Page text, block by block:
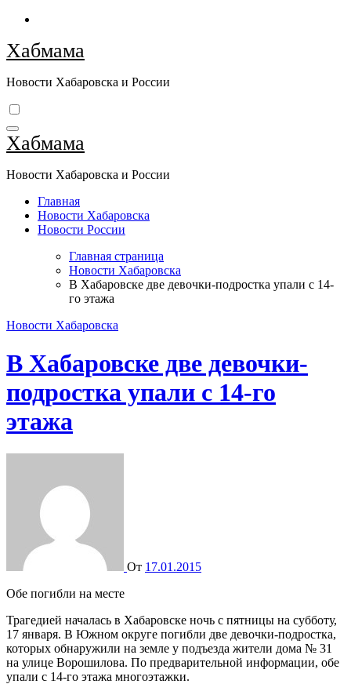
Перейти
содержимому
Хабмама
Новости Хабаровска и России
Хабмама
Новости Хабаровска и России
Главная
Новости Хабаровска
Новости России
Главная страница
Новости Хабаровска
В Хабаровске две девочки-подростка упали с 14-
го этажа
Новости Хабаровска
В Хабаровске две девочки-
подростка упали с 14-го
этажа
От 17.01.2015
Обе погибли на месте
Трагедией началась в Хабаровске ночь с пятницы на субботу,
17 января. В Южном округе погибли две девочки-подростка,
которых обнаружили на земле у подъезда жители дома № 31
на улице Ворошилова. По предварительной информации, обе
упали с 14-го этажа многоэтажки.